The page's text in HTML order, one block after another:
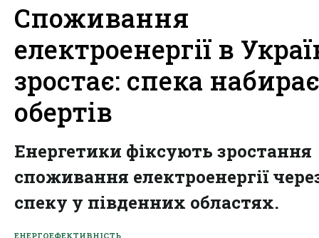
Споживання
електроенергії в
зростає: спека набирає
обертів
Енергетики фіксують зростання
споживання електроенергії
спеку у південних областях.
ЕНЕРГОЕФЕКТИВНІСТЬ